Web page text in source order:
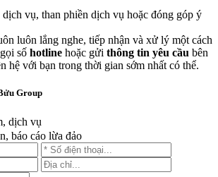
vụ, than phiền dịch vụ hoặc đóng góp ý
luôn lắng nghe, tiếp nhận và xử lý một cách
số hotline hoặc gửi thông tin yêu cầu bên
hệ với bạn trong thời gian sớm nhất có thể.
Group
dịch vụ
báo cáo lừa đảo